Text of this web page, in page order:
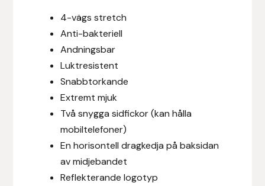
4-vägs stretch
Anti-bakteriell
Andningsbar
Luktresistent
Snabbtorkande
Extremt mjuk
Två snygga sidfickor (kan hålla
mobiltelefoner)
En horisontell dragkedja på baksidan
av midjebandet
Reflekterande logotyp
Furminator
Globus Sport